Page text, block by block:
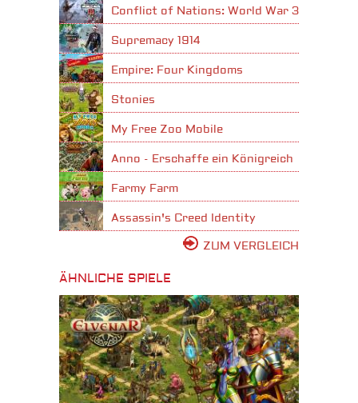
Conflict of Nations: World War 3
Supremacy 1914
Empire: Four Kingdoms
Stonies
My Free Zoo Mobile
Anno - Erschaffe ein Königreich
Farmy Farm
Assassin's Creed Identity
ZUM VERGLEICH
ÄHNLICHE SPIELE